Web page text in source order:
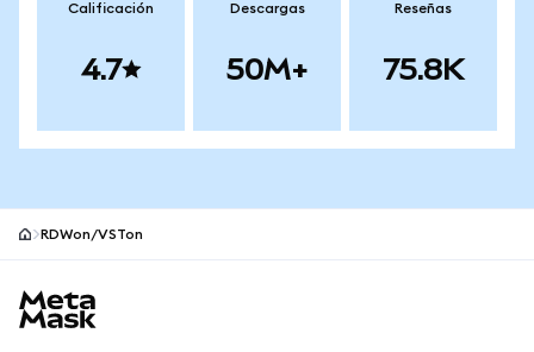
Calificación
4.7
Descargas
50M+
Reseñas
75.8K
RDWon/VSTon